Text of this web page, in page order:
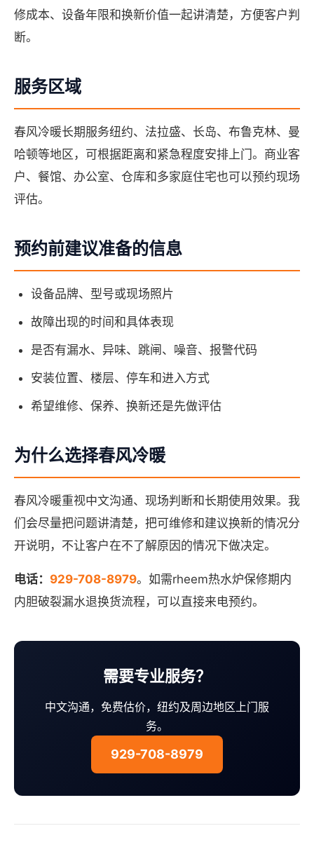
修成本、设备年限和换新价值一起讲清楚，方便客户判
断。
服务区域
春风冷暖长期服务纽约、法拉盛、长岛、布鲁克林、曼
哈顿等地区，可根据距离和紧急程度安排上门。商业客
户、餐馆、办公室、仓库和多家庭住宅也可以预约现场
评估。
预约前建议准备的信息
设备品牌、型号或现场照片
故障出现的时间和具体表现
是否有漏水、异味、跳闸、噪音、报警代码
安装位置、楼层、停车和进入方式
希望维修、保养、换新还是先做评估
为什么选择春风冷暖
春风冷暖重视中文沟通、现场判断和长期使用效果。我
们会尽量把问题讲清楚，把可维修和建议换新的情况分
开说明，不让客户在不了解原因的情况下做决定。
电话： 929-708-8979。如需rheem热水炉保修期内
内胆破裂漏水退换货流程，可以直接来电预约。
需要专业服务？
中文沟通，免费估价，纽约及周边地区上门服
务。
929-708-8979